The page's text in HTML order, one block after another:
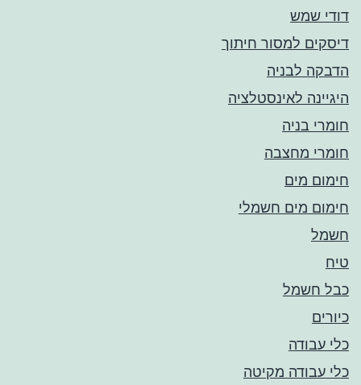
דודי שמש
דיסקים למסור חיתוך
הדבקה לבניה
היגיינה לאינסטלציה
חומרי בניה
חומרי מחצבה
חימום מים
חימום מים חשמלי
חשמל
טיח
כבל חשמל
כיורים
כלי עבודה
כלי עבודה מקיטה